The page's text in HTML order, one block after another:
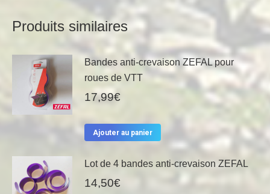
Produits similaires
Bandes anti-crevaison ZEFAL pour
roues de VTT
17,99€
Ajouter au panier
Lot de 4 bandes anti-crevaison ZEFAL
14,50€